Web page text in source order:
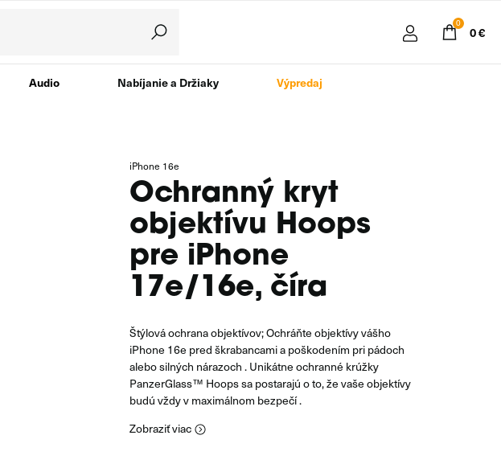
0
0 €
Audio Nabíjanie a Držiaky Výpredaj
iPhone 16e
Ochranný kryt
objektívu Hoops
pre iPhone
17e/16e, číra
Štýlová ochrana objektívov; Ochráňte objektívy vášho
iPhone 16e pred škrabancami a poškodením pri pádoch
alebo silných nárazoch . Unikátne ochranné krúžky
PanzerGlass™ Hoops sa postarajú o to, že vaše objektívy
budú vždy v maximálnom bezpečí .
Zobraziť viac